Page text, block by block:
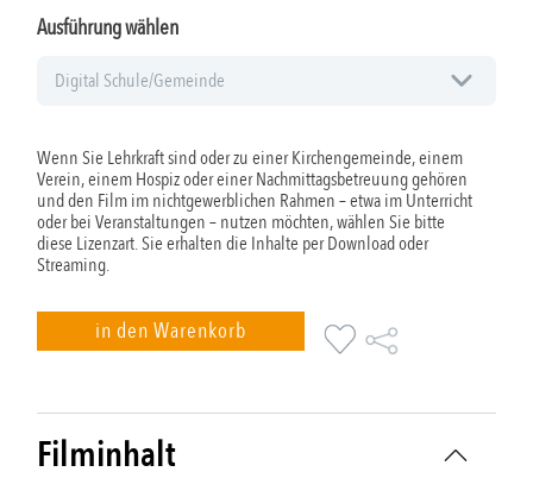
Ausführung wählen
Wenn Sie Lehrkraft sind oder zu einer Kirchengemeinde, einem
Verein, einem Hospiz oder einer Nachmittagsbetreuung gehören
und den Film im nichtgewerblichen Rahmen – etwa im Unterricht
oder bei Veranstaltungen – nutzen möchten, wählen Sie bitte
diese Lizenzart. Sie erhalten die Inhalte per Download oder
Streaming.
in den Warenkorb
Filminhalt